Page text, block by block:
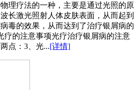
理疗法的一种，主要是通过光照的原
长激光照射人体皮肤表面，从而起到
毒的效果，从而达到了治疗银屑病的
疗的注意事项光疗治疗银屑病的注意
点：3、光...[详情]